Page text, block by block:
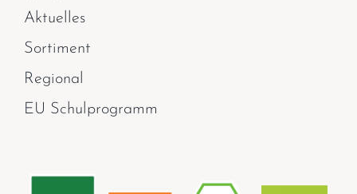
Aktuelles
Sortiment
Regional
EU Schulprogramm